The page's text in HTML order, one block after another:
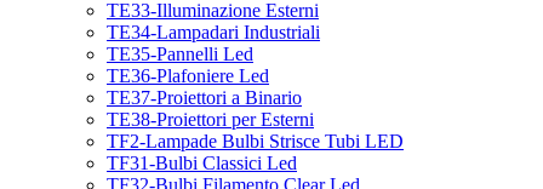
TE33-Illuminazione Esterni
TE34-Lampadari Industriali
TE35-Pannelli Led
TE36-Plafoniere Led
TE37-Proiettori a Binario
TE38-Proiettori per Esterni
TF2-Lampade Bulbi Strisce Tubi LED
TF31-Bulbi Classici Led
TF32-Bulbi Filamento Clear Led